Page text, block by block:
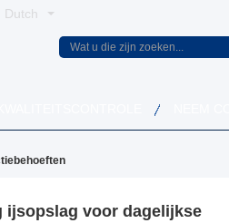
Dutch
ijsopslag voor dagelijkse